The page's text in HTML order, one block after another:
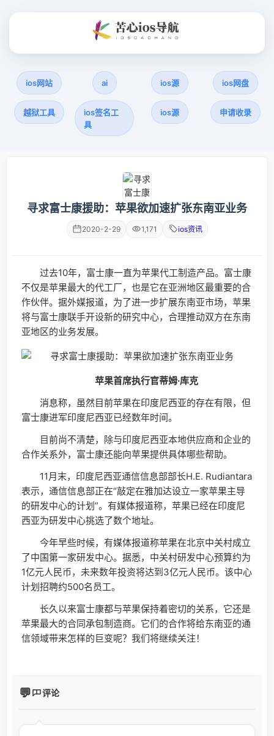
ios网站 ai ios源 ios网盘
越狱工具
ios签名工
具
ios源 申请收录
寻求富士康援助：苹果欲加速扩张东南亚业务
2020-2-29 1,171 ios资讯
过去10年，富士康一直为苹果代工制造产品。富士康
不仅是苹果最大的代工厂，也是它在亚洲地区最重要的合
作伙伴。据外媒报道，为了进一步扩展东南亚市场，苹果
将与富士康联手开设新的研究中心，合理推动双方在东南
亚地区的业务发展。
苹果首席执行官蒂姆·库克
消息称，虽然目前苹果在印度尼西亚的存在有限，但
富士康进军印度尼西亚已经数年时间。
目前尚不清楚，除与印度尼西亚本地供应商和企业的
合作关系外，富士康还能向苹果提供具体哪些帮助。
11月末，印度尼西亚通信信息部部长H.E. Rudiantara
表示，通信信息部正在“敲定在雅加达设立一家苹果主导
的研发中心的计划”。有媒体报道称，苹果已经在印度尼
西亚为研发中心挑选了数个地址。
今年早些时候，有媒体报道称苹果在北京中关村成立
了中国第一家研发中心。据悉，中关村研发中心预算约为
1亿元人民币，未来数年投资将达到3亿元人民币。该中心
计划招聘约500名员工。
长久以来富士康都与苹果保持着密切的关系，它还是
苹果最大的合同承包制造商。它们的合作将给东南亚的通
信领域带来怎样的巨变呢？我们将继续关注！
评论